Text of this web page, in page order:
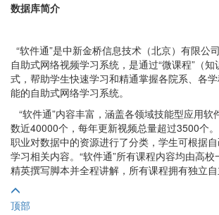
数据库简介
“软件通”是中新金桥信息技术（北京）有限公
自助式网络视频学习系统，是通过“微课程”（
式，帮助学生快速学习和精通掌握各院系、各
能的自助式网络学习系统。
“软件通”内容丰富，涵盖各领域技能型应用软
数近40000个，每年更新视频总量超过3500个
职业对数据中的资源进行了分类，学生可根据
学习相关内容。“软件通”所有课程内容均由高
精英撰写脚本并全程讲解，所有课程拥有独立自
顶部